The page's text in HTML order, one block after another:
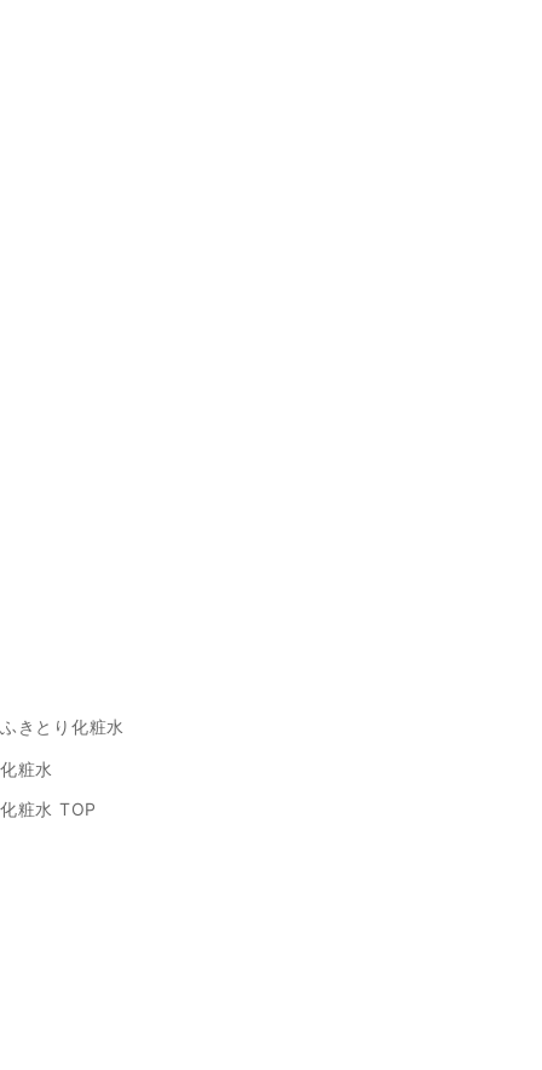
ふきとり化粧水
化粧水
化粧水 TOP